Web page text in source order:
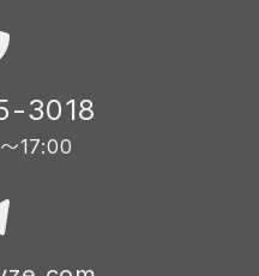
3018
17:00